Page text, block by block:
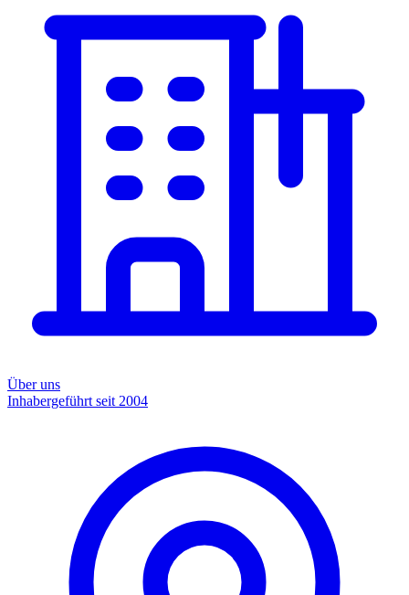
Über uns
Inhabergeführt seit 2004